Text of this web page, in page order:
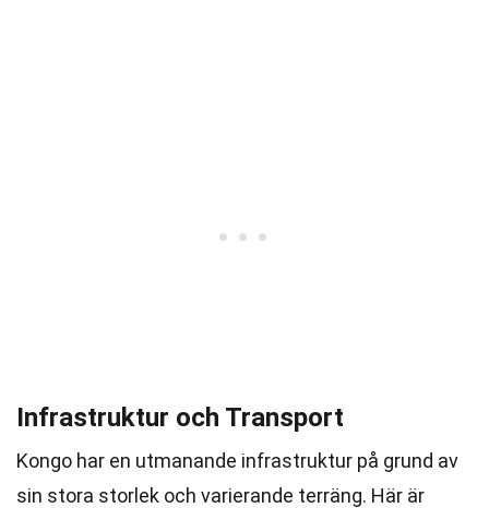
Infrastruktur och Transport
Kongo har en utmanande infrastruktur på grund av
sin stora storlek och varierande terräng. Här är